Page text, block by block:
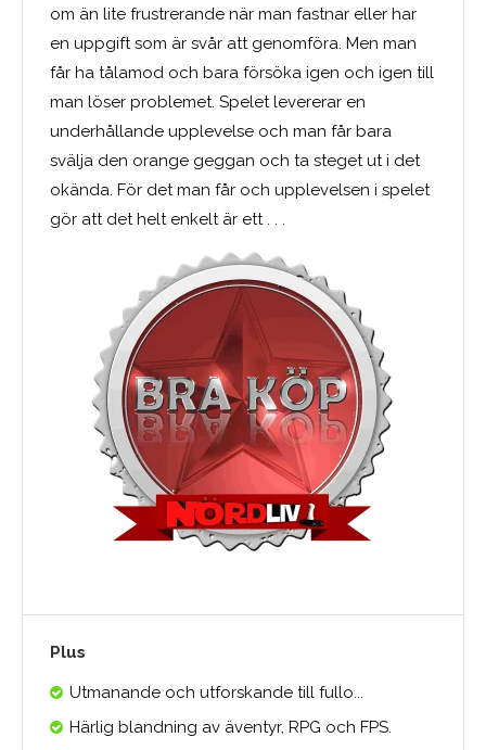
om än lite frustrerande när man fastnar eller har
en uppgift som är svår att genomföra. Men man
får ha tålamod och bara försöka igen och igen till
man löser problemet. Spelet levererar en
underhållande upplevelse och man får bara
svälja den orange geggan och ta steget ut i det
okända. För det man får och upplevelsen i spelet
gör att det helt enkelt är ett . . .
Plus
Utmanande och utforskande till fullo...
Härlig blandning av äventyr, RPG och FPS.